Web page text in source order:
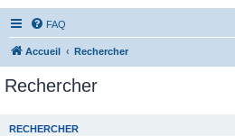
FAQ
Accueil Rechercher
Rechercher
RECHERCHER